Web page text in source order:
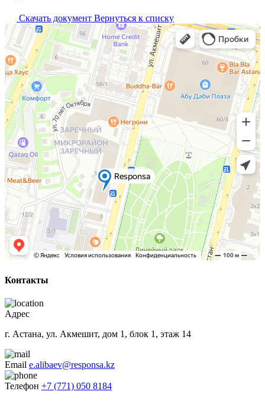
Скачать документ Вернуться к списку
Контакты
Адрес
г. Астана, ул. Акмешит, дом 1, блок 1, этаж 14
Email e.alibaev@responsa.kz
Телефон +7 (771) 050 8184